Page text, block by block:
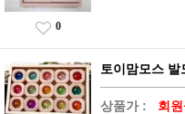
0
토이맘모스
상품가 : 회